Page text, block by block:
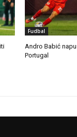
Fudbal
Andro Babić
Portugal